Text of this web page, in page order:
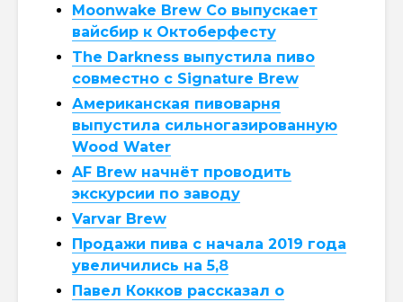
Moonwake Brew Co выпускает
вайсбир к Октоберфесту
The Darkness выпустила пиво
совместно с Signature Brew
Американская пивоварня
выпустила сильногазированную
Wood Water
AF Brew начнёт проводить
экскурсии по заводу
Varvar Brew
Продажи пива с начала 2019 года
увеличились на 5,8
Павел Кокков рассказал о